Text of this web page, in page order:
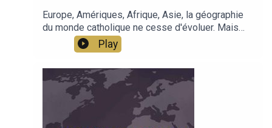
Europe, Amériques, Afrique, Asie, la géographie
du monde catholique ne cesse d'évoluer. Mais
derrière les nombres et les masses
démographiques, c'est aussi l'influence qui se
lieux de création intellectuelle.Émission de Jean-
Baptiste Noé
Play